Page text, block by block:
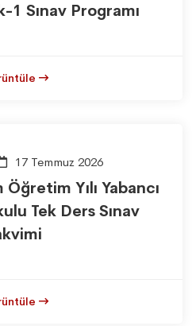
Sınav Programı
17 Temmuz 2026
Yılı Yabancı
Tek Ders Sınav